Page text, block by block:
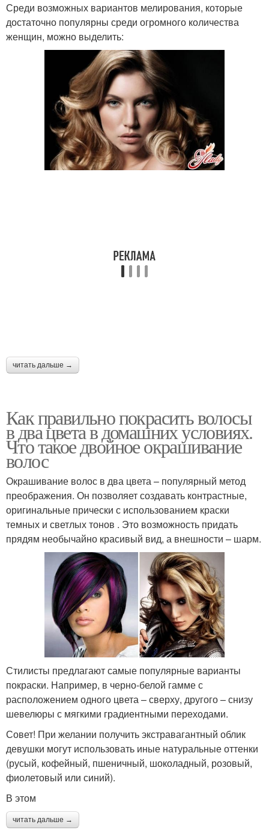
Среди возможных вариантов мелирования, которые
достаточно популярны среди огромного количества
женщин, можно выделить:
читать дальше →
Как правильно покрасить волосы
в два цвета в домашних условиях.
Что такое двойное окрашивание
волос
Окрашивание волос в два цвета – популярный метод
преображения. Он позволяет создавать контрастные,
оригинальные прически с использованием краски
темных и светлых тонов . Это возможность придать
прядям необычайно красивый вид, а внешности – шарм.
Стилисты предлагают самые популярные варианты
покраски. Например, в черно-белой гамме с
расположением одного цвета – сверху, другого – снизу
шевелюры с мягкими градиентными переходами.
Совет! При желании получить экстравагантный облик
девушки могут использовать иные натуральные оттенки
(русый, кофейный, пшеничный, шоколадный, розовый,
фиолетовый или синий).
В этом
читать дальше →